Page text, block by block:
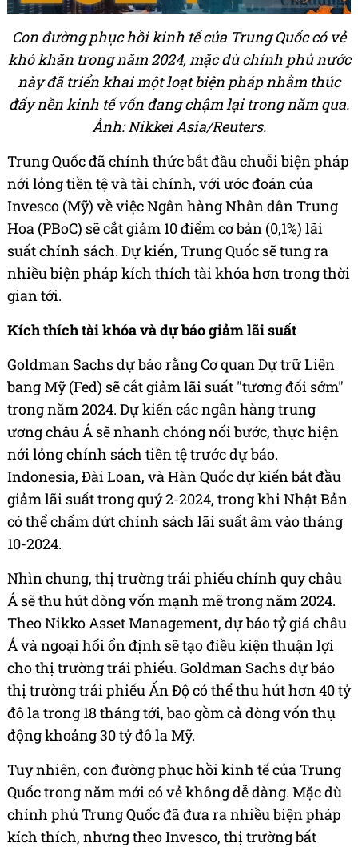
Con đường phục hồi kinh tế của Trung Quốc có vẻ
khó khăn trong năm 2024, mặc dù chính phủ nước
này đã triển khai một loạt biện pháp nhằm thúc
đẩy nền kinh tế vốn đang chậm lại trong năm qua.
Ảnh: Nikkei Asia/Reuters.
Trung Quốc đã chính thức bắt đầu chuỗi biện pháp
nới lỏng tiền tệ và tài chính, với ước đoán của
Invesco (Mỹ) về việc Ngân hàng Nhân dân Trung
Hoa (PBoC) sẽ cắt giảm 10 điểm cơ bản (0,1%) lãi
suất chính sách. Dự kiến, Trung Quốc sẽ tung ra
nhiều biện pháp kích thích tài khóa hơn trong thời
gian tới.
Kích thích tài khóa và dự báo giảm lãi suất
Goldman Sachs dự báo rằng Cơ quan Dự trữ Liên
bang Mỹ (Fed) sẽ cắt giảm lãi suất "tương đối sớm"
trong năm 2024. Dự kiến các ngân hàng trung
ương châu Á sẽ nhanh chóng nối bước, thực hiện
nới lỏng chính sách tiền tệ trước dự báo.
Indonesia, Đài Loan, và Hàn Quốc dự kiến ​​bắt đầu
giảm lãi suất trong quý 2-2024, trong khi Nhật Bản
có thể chấm dứt chính sách lãi suất âm vào tháng
10-2024.
Nhìn chung, thị trường trái phiếu chính quy châu
Á sẽ thu hút dòng vốn mạnh mẽ trong năm 2024.
Theo Nikko Asset Management, dự báo tỷ giá châu
Á và ngoại hối ổn định sẽ tạo điều kiện thuận lợi
cho thị trường trái phiếu. Goldman Sachs dự báo
thị trường trái phiếu Ấn Độ có thể thu hút hơn 40 tỷ
đô la trong 18 tháng tới, bao gồm cả dòng vốn thụ
động khoảng 30 tỷ đô la Mỹ.
Tuy nhiên, con đường phục hồi kinh tế của Trung
Quốc trong năm mới có vẻ không dễ dàng. Mặc dù
chính phủ Trung Quốc đã đưa ra nhiều biện pháp
kích thích, nhưng theo Invesco, thị trường bất